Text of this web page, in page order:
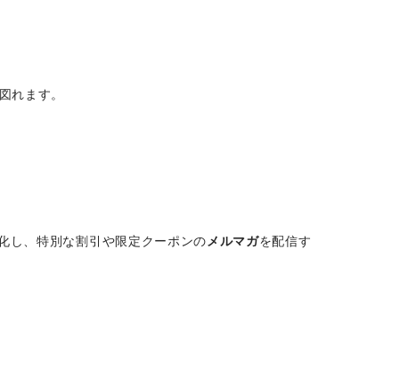
れます。
し、特別な割引や限定クーポンの メルマガを配信す